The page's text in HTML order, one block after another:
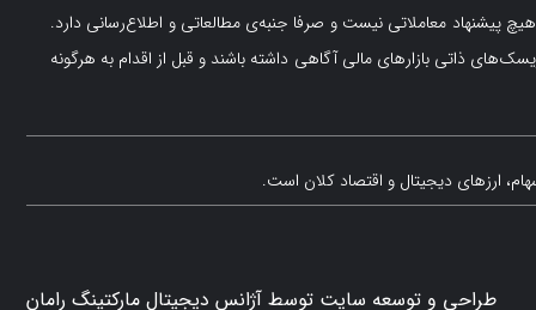
پیشنهاد معاملاتی نیست و صرفا جنبه‌ی مطالعاتی و اطلاع‌رسانی دارد.
ذاتی بازارهای مالی آگاهی داشته باشند و قبل از اقدام به هرگونه
ارزهای دیجیتال و اقتصاد کلان است.
طراحی و توسعه سایت توسط آژانس دیجیتال مارکتینگ رامان